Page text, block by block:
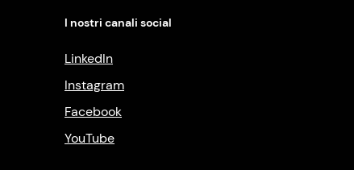
I nostri canali social
LinkedIn
Instagram
Facebook
YouTube